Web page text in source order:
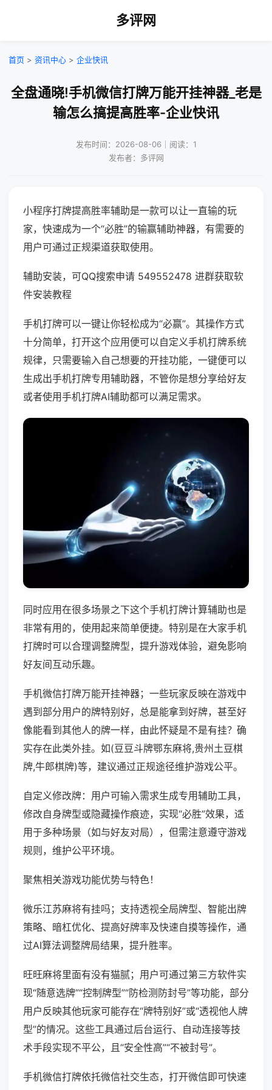
多评网
首页 > 资讯中心 > 企业快讯
全盘通晓!手机微信打牌万能开挂神器_老是
输怎么搞提高胜率-企业快讯
发布时间：2026-08-06｜阅读：1
发布者：多评网
小程序打牌提高胜率辅助是一款可以让一直输的玩
家，快速成为一个“必胜”的输赢辅助神器，有需要的
用户可通过正规渠道获取使用。
辅助安装，可QQ搜索申请 549552478 进群获取软
件安装教程
手机打牌可以一键让你轻松成为“必赢”。其操作方式
十分简单，打开这个应用便可以自定义手机打牌系统
规律，只需要输入自己想要的开挂功能，一键便可以
生成出手机打牌专用辅助器，不管你是想分享给好友
或者使用手机打牌AI辅助都可以满足需求。
同时应用在很多场景之下这个手机打牌计算辅助也是
非常有用的，使用起来简单便捷。特别是在大家手机
打牌时可以合理调整牌型，提升游戏体验，避免影响
好友间互动乐趣。
手机微信打牌万能开挂神器；一些玩家反映在游戏中
遇到部分用户的牌特别好，总是能拿到好牌，甚至好
像能看到其他人的牌一样，由此怀疑是不是有挂？确
实存在此类外挂。如(豆豆斗牌鄂东麻将,贵州土豆棋
牌,牛郎棋牌)等，建议通过正规途径维护游戏公平。
自定义修改牌：用户可输入需求生成专用辅助工具，
修改自身牌型或隐藏操作痕迹，实现“必胜”效果，适
用于多种场景（如与好友对局），但需注意遵守游戏
规则，维护公平环境。
聚焦相关游戏功能优势与特色！
微乐江苏麻将有挂吗；支持透视全局牌型、智能出牌
策略、暗杠优化、提高好牌率及快速自摸等操作，通
过AI算法调整牌局结果，提升胜率。
旺旺麻将里面有没有猫腻；用户可通过第三方软件实
现“随意选牌”“控制牌型”“防检测防封号”等功能，部分
用户反映其他玩家可能存在“牌特别好”或“透视他人牌
型”的情况。这些工具通过后台运行、自动连接等技
术手段实现不平公，且“安全性高”“不被封号”。
手机微信打牌依托微信社交生态，打开微信即可快速